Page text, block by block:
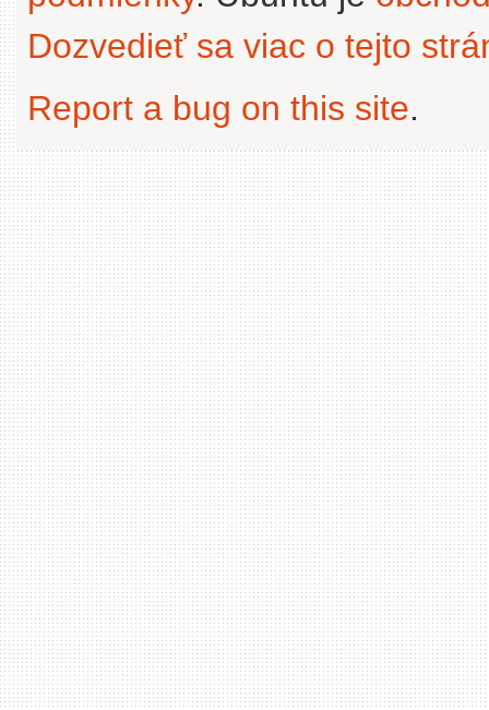
Dozvedieť sa viac o tejto
Report a bug on this site.